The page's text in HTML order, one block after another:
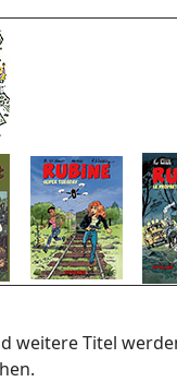
weitere Titel